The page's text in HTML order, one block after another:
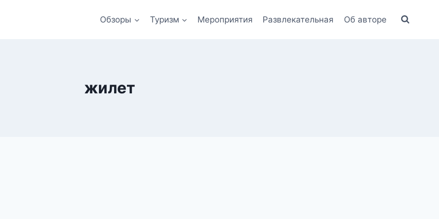
Обзоры Туризм Мероприятия Развлекательная Об авторе
жилет